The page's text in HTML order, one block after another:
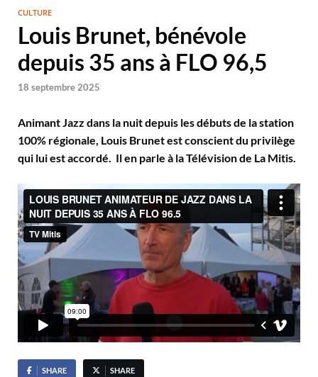
CULTURE
Louis Brunet, bénévole
depuis 35 ans à FLO 96,5
18 septembre 2025
Animant Jazz dans la nuit depuis les débuts de la station
100% régionale, Louis Brunet est conscient du privilège
qui lui est accordé. Il en parle à la Télévision de La Mitis.
SHARE SHARE